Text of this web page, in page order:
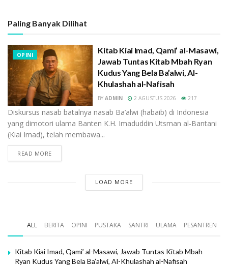
lebih baik daripada lautan ilmu di luar Tarim.”
guru dari pada orang yang tidak memiliki guru.”
Habib Ali bin Muhammad Al Habsyi berkata, “Andai
ia (menyebut seorang syekh dari Maghribi)
mengetahui hakikat mereka (tokoh-tokoh
Hadramaut yang hidup di jaman itu), pastilah
mereka itu lebih agung dari Malaikat, sedangkan
malaikat itu ma’shum berdasarkan nash Al
Qur’an.”
Dan masih banyak lagi narasi-narasi mengagungkan
bisa melihat bagaimana Hadramaut sejak dahulu
hingga kini kondisinya. Apakah layak dianggap sebagai
salah satu pusat peradaban Islam dari segala sisi. Lalu
bagaimana dengan kota-kota di Iraq dan Iran tempat
Paling Banyak Dilihat
OPINI
Kitab Kiai Imad, Qami’ al-Masawi,
Jawab Tuntas Kitab Mbah Ryan
Kudus Yang Bela Ba’alwi, Al-
Khulashah al-Nafisah
BY ADMIN 2 AGUSTUS 2026 217
Diskursus nasab batalnya nasab Ba’alwi (habaib) di Indonesia
yang dimotori ulama Banten K.H. Imaduddin Utsman al-Bantani
(Kiai Imad), telah membawa...
READ MORE
LOAD MORE
ALL BERITA OPINI PUSTAKA SANTRI ULAMA PESANTREN
Kitab Kiai Imad, Qami’ al-Masawi, Jawab Tuntas Kitab Mbah
Ryan Kudus Yang Bela Ba’alwi, Al-Khulashah al-Nafisah